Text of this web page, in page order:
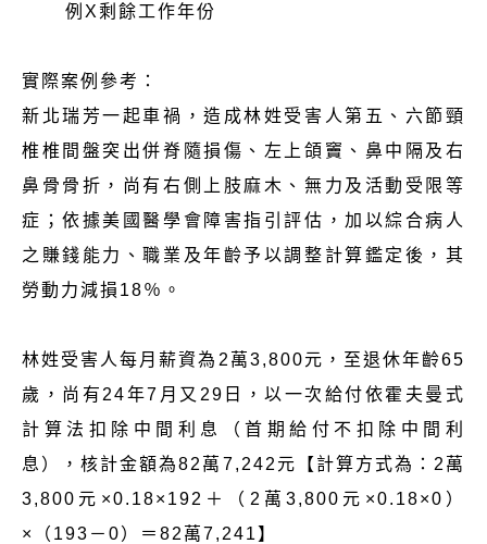
例X剩餘工作年份
實際案例參考：
新北瑞芳一起車禍，造成林姓受害人第五、六節頸
椎椎間盤突出併脊隨損傷、左上頜竇、鼻中隔及右
鼻骨骨折，尚有右側上肢麻木、無力及活動受限等
症；依據美國醫學會障害指引評估，加以綜合病人
之賺錢能力、職業及年齡予以調整計算鑑定後，其
勞動力減損18％。
林姓受害人每月薪資為2萬3,800元，至退休年齡65
歲，尚有24年7月又29日，以一次給付依霍夫曼式
計算法扣除中間利息（首期給付不扣除中間利
息），核計金額為82萬7,242元【計算方式為：2萬
3,800元×0.18×192＋（2萬3,800元×0.18×0）
×（193－0）＝82萬7,241】